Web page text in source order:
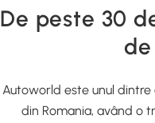
De peste 30
Autoworld este unul
din Romania, având o